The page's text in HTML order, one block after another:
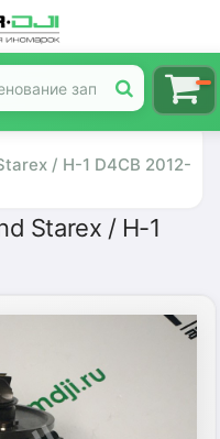
/ H-1 D4CB 2012-
Starex / H-1